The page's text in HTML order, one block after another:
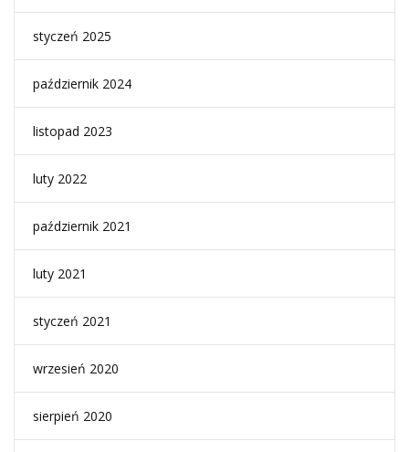
styczeń 2025
październik 2024
listopad 2023
luty 2022
październik 2021
luty 2021
styczeń 2021
wrzesień 2020
sierpień 2020